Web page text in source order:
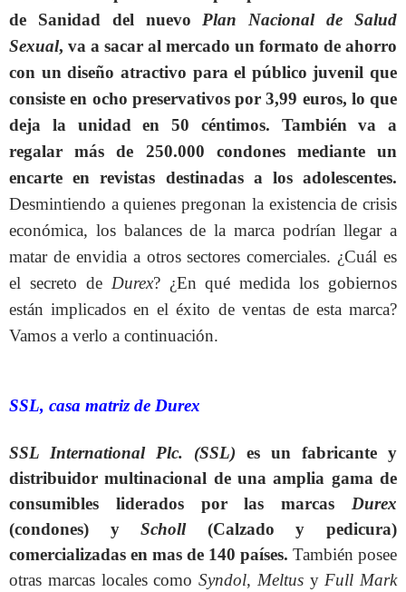
de Sanidad del nuevo Plan Nacional de Salud
Sexual, va a sacar al mercado un formato de ahorro
con un diseño atractivo para el público juvenil que
consiste en ocho preservativos por 3,99 euros, lo que
deja la unidad en 50 céntimos. También va a
regalar más de 250.000 condones mediante un
encarte en revistas destinadas a los adolescentes.
Desmintiendo a quienes pregonan la existencia de crisis
económica, los balances de la marca podrían llegar a
matar de envidia a otros sectores comerciales. ¿Cuál es
el secreto de Durex? ¿En qué medida los gobiernos
están implicados en el éxito de ventas de esta marca?
Vamos a verlo a continuación.
SSL, casa matriz de Durex
SSL International Plc. (SSL) es un fabricante y
distribuidor multinacional de una amplia gama de
consumibles liderados por las marcas Durex
(condones) yScholl(Calzado y pedicura)
comercializadas en mas de 140 países. También posee
otras marcas locales como Syndol, Meltusy Full Mark